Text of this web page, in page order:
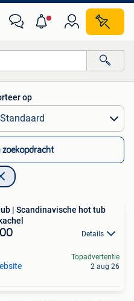
op
zoekopdracht
| Scandinavische hot tub
Details
Topadvertentie
2 aug 26